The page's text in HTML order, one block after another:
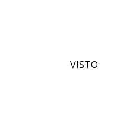
VISTO: